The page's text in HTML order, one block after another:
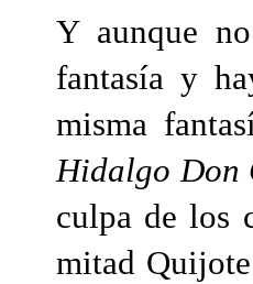
Y aunque
fantasía y
misma
Hidalgo Don
culpa de los
mitad